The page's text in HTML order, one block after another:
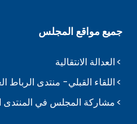
جميع مواقع المجلس
العدالة الانتقالية
اللقاء القبلي- منتدى الرباط
مشاركة المجلس في المنتدى